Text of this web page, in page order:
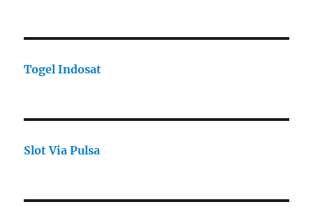
Togel Indosat
Slot Via Pulsa